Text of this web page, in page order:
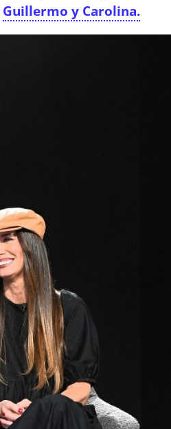
Guillermo y Carolina.